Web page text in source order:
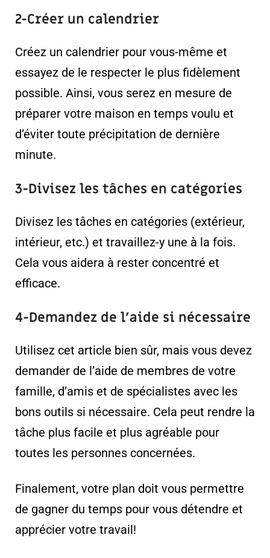
2-Créer un calendrier
Créez un calendrier pour vous-même et
essayez de le respecter le plus fidèlement
possible. Ainsi, vous serez en mesure de
préparer votre maison en temps voulu et
d’éviter toute précipitation de dernière
minute.
3-Divisez les tâches en catégories
Divisez les tâches en catégories (extérieur,
intérieur, etc.) et travaillez-y une à la fois.
Cela vous aidera à rester concentré et
efficace.
4-Demandez de l’aide si nécessaire
Utilisez cet article bien sûr, mais vous devez
demander de l’aide de membres de votre
famille, d’amis et de spécialistes avec les
bons outils si nécessaire. Cela peut rendre la
tâche plus facile et plus agréable pour
toutes les personnes concernées.
Finalement, votre plan doit vous permettre
de gagner du temps pour vous détendre et
apprécier votre travail!